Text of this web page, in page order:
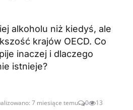
alkoholu niż kiedyś, ale
krajów OECD. Co
inaczej i dlaczego
istnieje?
7 miesiące temu 0 13